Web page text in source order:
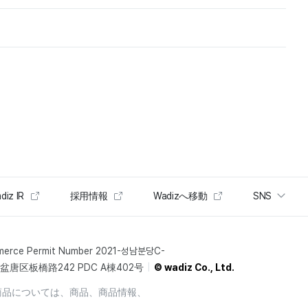
IR 採用情報 Wadizへ移動 SNS
Permit Number 2021-성남분당C-
唐区板橋路242 PDC A棟402号 © wadiz Co., Ltd.
については、商品、商品情報、